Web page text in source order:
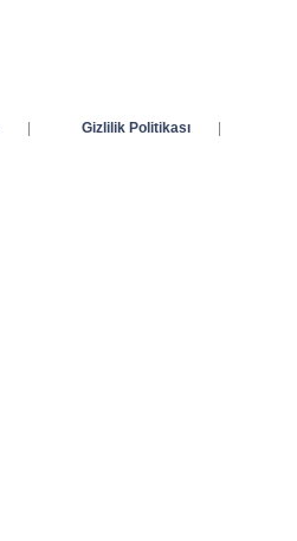
| Gizlilik Politikası
|